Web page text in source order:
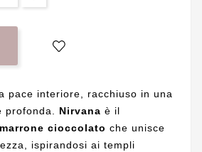
pace interiore, racchiuso in una
profonda. Nirvana è il
cioccolato che unisce
ispirandosi ai templi